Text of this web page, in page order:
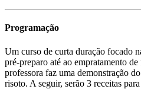
Programação
Um curso de curta duração focado
pré-preparo até ao empratamento
professora faz uma demonstração
risoto. A seguir, serão 3 receitas